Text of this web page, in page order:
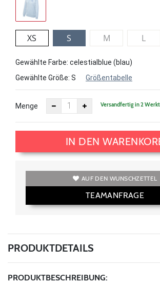
XS S M L
Gewählte Farbe: celestialblue (blau)
Gewählte Größe: S Größentabelle
Menge Versandfertig in 2
IN DEN
AUF DEN WUNSCHZETTEL
TEAMANFRAGE
PRODUKTDETAILS
PRODUKTBESCHREIBUNG: